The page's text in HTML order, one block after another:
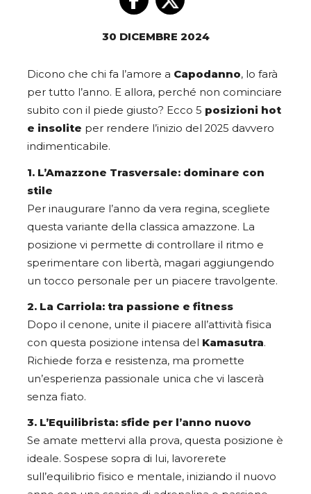
30 DICEMBRE 2024
Dicono che chi fa l’amore a Capodanno, lo farà
per tutto l’anno. E allora, perché non cominciare
subito con il piede giusto? Ecco 5 posizioni hot
e insolite per rendere l’inizio del 2025 davvero
indimenticabile.
1. L’Amazzone Trasversale: dominare con
stile
Per inaugurare l’anno da vera regina, scegliete
questa variante della classica amazzone. La
posizione vi permette di controllare il ritmo e
sperimentare con libertà, magari aggiungendo
un tocco personale per un piacere travolgente.
2. La Carriola: tra passione e fitness
Dopo il cenone, unite il piacere all’attività fisica
con questa posizione intensa del Kamasutra.
Richiede forza e resistenza, ma promette
un’esperienza passionale unica che vi lascerà
senza fiato.
3. L’Equilibrista: sfide per l’anno nuovo
Se amate mettervi alla prova, questa posizione è
ideale. Sospese sopra di lui, lavorerete
sull’equilibrio fisico e mentale, iniziando il nuovo